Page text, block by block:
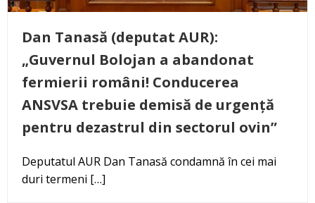
Dan Tanasă (deputat AUR):
„Guvernul Bolojan a abandonat
fermierii români! Conducerea
ANSVSA trebuie demisă de urgență
pentru dezastrul din sectorul ovin”
Deputatul AUR Dan Tanasă condamnă în cei mai
duri termeni […]